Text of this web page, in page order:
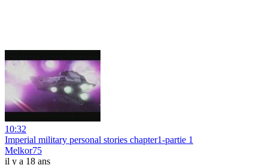
10:32
Imperial military personal stories chapter1-partie 1
Melkor75
il y a 18 ans